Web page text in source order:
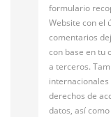
formulario
Website con el
comentarios
con base en tu
a terceros.
internacionales
derechos de
datos, así